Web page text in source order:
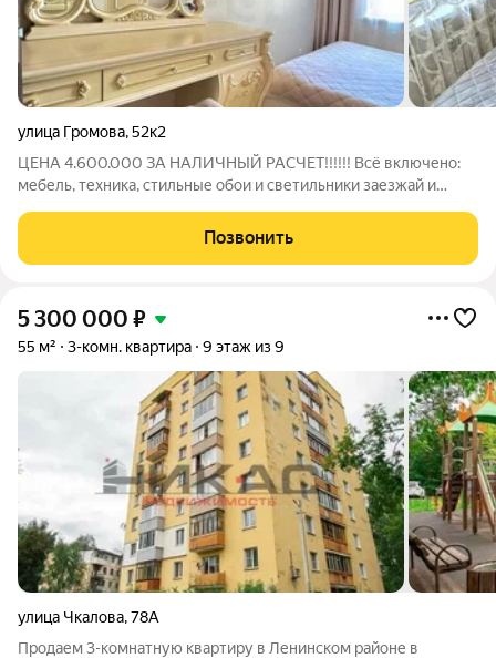
улица Громова,52к2
ЦЕНА 4.600.000 ЗА НАЛИЧНЫЙ РАСЧЕТ!!!!!! Всё включено:
мебель, техника, стильные обои и светильники заезжай и
Победа, фок, Loft фитнес, OZON/WB под боком. Дом во дворе
тишина. O КВАPТИРЕ:
Позвонить
5 300 000 ₽
55 м² 3-комн. квартира 9 этаж из 9
улица Чкалова,78А
Продаем 3-комнатную квартиру в Ленинском районе в